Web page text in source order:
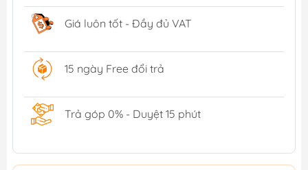
Giá luôn tốt - Đầy đủ VAT
15 ngày Free đổi trả
Trả góp 0% - Duyệt 15 phút